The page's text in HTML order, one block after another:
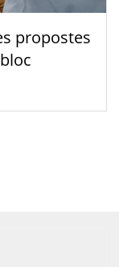
propostes